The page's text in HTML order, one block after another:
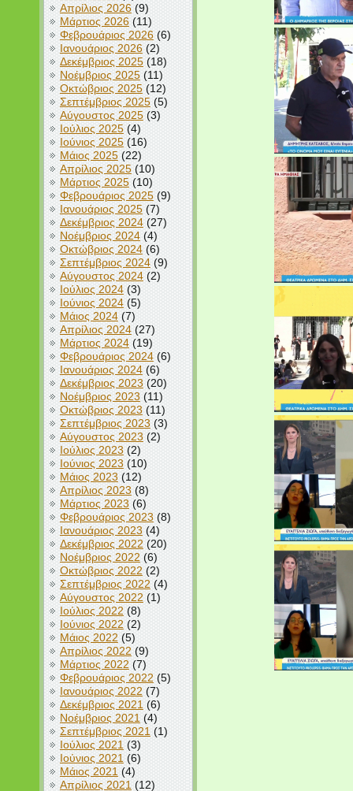
Απρίλιος 2026(9)
Μάρτιος 2026(11)
Φεβρουάριος 2026(6)
Ιανουάριος 2026(2)
Δεκέμβριος 2025(18)
Νοέμβριος 2025(11)
Οκτώβριος 2025(12)
Σεπτέμβριος 2025(5)
Αύγουστος 2025(3)
Ιούλιος 2025(4)
Ιούνιος 2025(16)
Μάιος 2025(22)
Απρίλιος 2025(10)
Μάρτιος 2025(10)
Φεβρουάριος 2025(9)
Ιανουάριος 2025(7)
Δεκέμβριος 2024(27)
Νοέμβριος 2024(4)
Οκτώβριος 2024(6)
Σεπτέμβριος 2024(9)
Αύγουστος 2024(2)
Ιούλιος 2024(3)
Ιούνιος 2024(5)
Μάιος 2024(7)
Απρίλιος 2024(27)
Μάρτιος 2024(19)
Φεβρουάριος 2024(6)
Ιανουάριος 2024(6)
Δεκέμβριος 2023 (20)
Νοέμβριος 2023 (11)
Οκτώβριος 2023(11)
Σεπτέμβριος 2023 (3)
Αύγουστος 2023 (2)
Ιούλιος 2023(2)
Ιούνιος 2023(10)
Μάιος 2023 (12)
Απρίλιος 2023 (8)
Μάρτιος 2023 (6)
Φεβρουάριος 2023(8)
Ιανουάριος 2023 (4)
Δεκέμβριος 2022 (20)
Νοέμβριος 2022 (6)
Οκτώβριος 2022 (2)
Σεπτέμβριος 2022 (4)
Αύγουστος 2022 (1)
Ιούλιος 2022 (8)
Ιούνιος 2022 (2)
Μάιος 2022 (5)
Απρίλιος 2022 (9)
Μάρτιος 2022 (7)
Φεβρουάριος 2022 (5)
Ιανουάριος 2022 (7)
Δεκέμβριος 2021 (6)
Νοέμβριος 2021 (4)
Σεπτέμβριος 2021 (1)
Ιούλιος 2021 (3)
Ιούνιος 2021 (6)
Μάιος 2021 (4)
Απρίλιος 2021 (12)